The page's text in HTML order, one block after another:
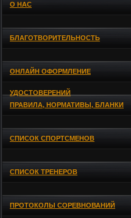
О НАС
БЛАГОТВОРИТЕЛЬНОСТЬ
ОНЛАЙН ОФОРМЛЕНИЕ
УДОСТОВЕРЕНИЙ
ПРАВИЛА, НОРМАТИВЫ, БЛАНКИ
СПИСОК СПОРТСМЕНОВ
СПИСОК ТРЕНЕРОВ
ПРОТОКОЛЫ СОРЕВНОВАНИЙ